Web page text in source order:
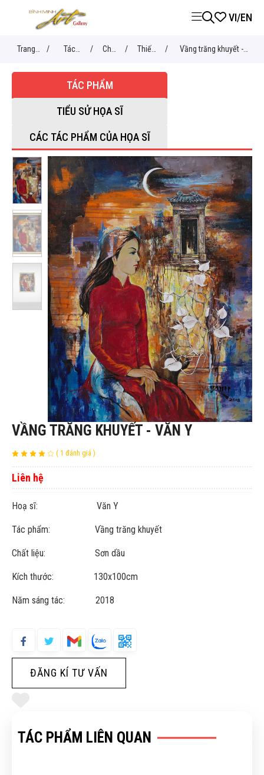
VI/EN
Trang
chủ
/ Tác
phẩm
/ Chủ
đề
/ Thiếu
nữ
/ Vầng trăng khuyết -
TÁC PHẨM
TIỂU SỬ HỌA SĨ
CÁC TÁC PHẨM CỦA HỌA SĨ
VẦNG TRĂNG KHUYẾT - VĂN Y
( 1 đánh giá )
Liên hệ
Hoạ sĩ: Văn Y
Tác phẩm: Vầng trăng khuyết
Chất liệu: Sơn dầu
Kích thước: 130x100cm
Năm sáng tác: 2018
ĐĂNG KÍ TƯ VẤN
TÁC PHẨM LIÊN QUAN